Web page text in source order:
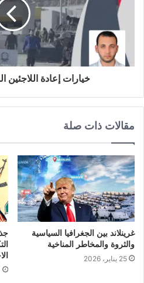
خيارات إعادة اللاجئين
مقالات ذات صلة
غرينلاند بين الجغرافيا السياسية
والثروة والمخاطر المناخية
25 يناير، 2026